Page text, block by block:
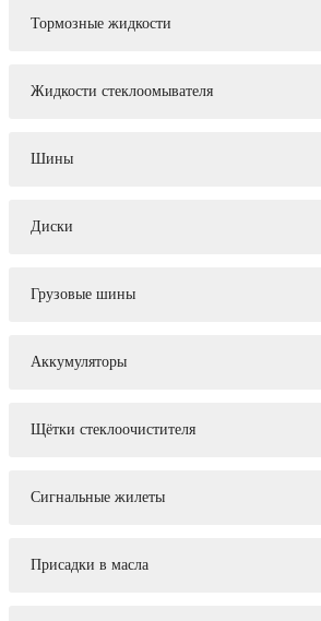
Тормозные жидкости
Жидкости стеклоомывателя
Шины
Диски
Грузовые шины
Аккумуляторы
Щётки стеклоочистителя
Сигнальные жилеты
Присадки в масла